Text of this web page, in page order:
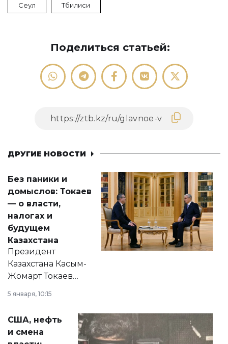
Сеул Тбилиси
Поделиться статьей:
ДРУГИЕ НОВОСТИ
Без паники и
домыслов: Токаев
— о власти,
налогах и
будущем
Казахстана
Президент
Казахстана Касым-
Жомарт Токаев
сразу несколько
актуальных тем —
от слухов о
политических
5 января, 10:15
США, нефть
и смена